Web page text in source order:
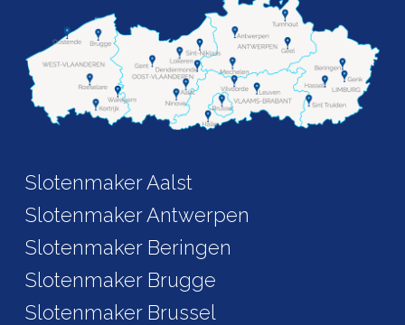
Slotenmaker Aalst
Slotenmaker Antwerpen
Slotenmaker Beringen
Slotenmaker Brugge
Slotenmaker Brussel